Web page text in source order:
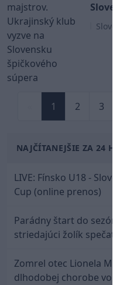
1 2 3
NAJČÍTANEJŠIE ZA 24
LIVE: Fínsko U18 -
Cup (online prenos)
Parádny štart do
striedajúci žolík
Zomrel otec Lionela
dlhodobej chorobe vo